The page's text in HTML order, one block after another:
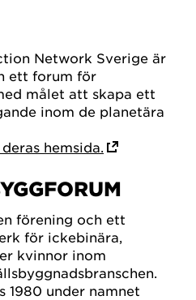
Network Sverige är
ett forum för
målet att skapa ett
inom de planetära
hemsida.
förening och ett
för ickebinära,
kvinnor inom
1980 under namnet